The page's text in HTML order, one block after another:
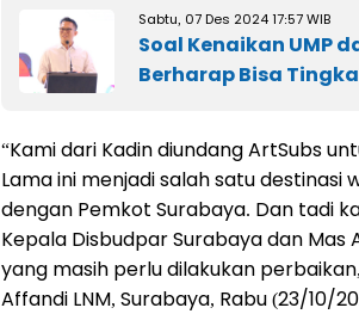
Sabtu, 07 Des 2024 17:57 WIB
Soal Kenaikan UMP
Berharap Bisa
“Kami dari Kadin diundang ArtSubs
Lama ini menjadi salah satu
dengan Pemkot Surabaya. Dan tadi
Kepala Disbudpar Surabaya dan
yang masih perlu dilakukan
Affandi LNM, Surabaya, Rabu (23/10/